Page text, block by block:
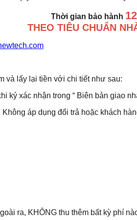
Thời gian bảo hành
THEO TIÊU CHUẨN
và lấy lại tiền với chi tiết như sau:
ký xác nhận trong “ Biên bản giao
áp dụng đổi trả hoặc khách
ra, KHÔNG thu thêm bất kỳ phí